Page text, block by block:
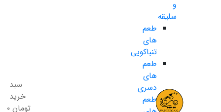
و
سلیقه
طعم
های
تنباکویی
طعم
های
دسری
طعم
سبد
خرید
تومان ۰